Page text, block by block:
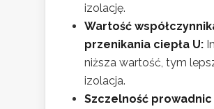
izolację.
Wartość
przenikania ciepła U:
niższa wartość, tym
izolacja.
Szczelność prowadnic